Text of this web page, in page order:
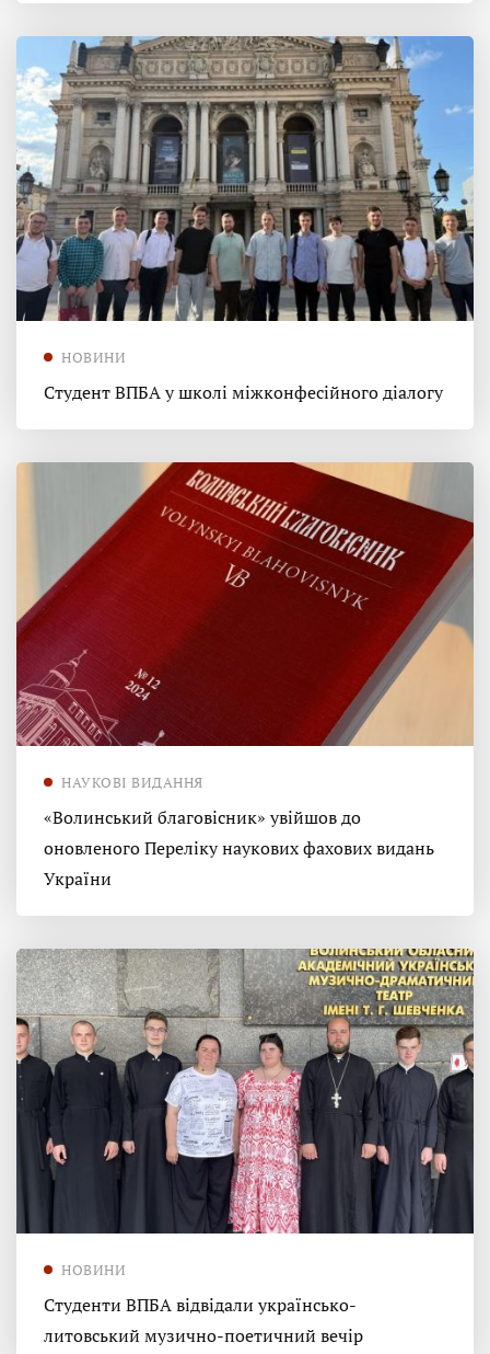
НОВИНИ
Студент ВПБА у школі міжконфесійного діалогу
НАУКОВІ ВИДАННЯ
«Волинський благовісник» увійшов до
оновленого Переліку наукових фахових видань
України
НОВИНИ
Студенти ВПБА відвідали українсько-
литовський музично-поетичний вечір